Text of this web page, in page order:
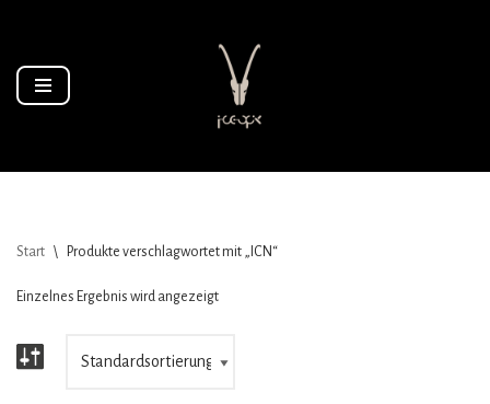
Inhalt
Start \ Produkte verschlagwortet mit „ICN“
Einzelnes Ergebnis wird angezeigt